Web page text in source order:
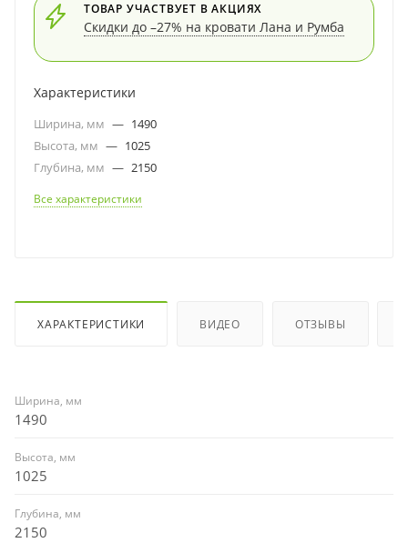
ТОВАР УЧАСТВУЕТ В АКЦИЯХ
Скидки до –27% на кровати Лана и Румба
Характеристики
Ширина, мм — 1490
Высота, мм — 1025
Глубина, мм — 2150
Все характеристики
ХАРАКТЕРИСТИКИ ВИДЕО ОТЗЫВЫ
Ширина, мм
1490
Высота, мм
1025
Глубина, мм
2150